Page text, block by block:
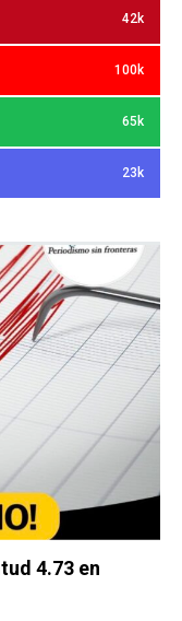
42k
100k
65k
23k
4.73 en